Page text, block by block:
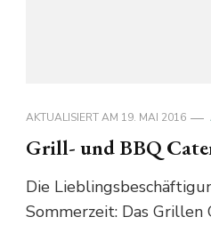
AKTUALISIERT AM 19. MAI 2016
Grill- und BBQ
Die
Sommerzeit: Das